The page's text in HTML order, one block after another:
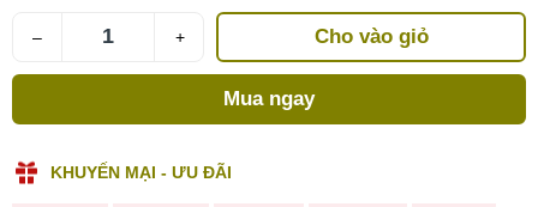
– + Cho vào giỏ
Mua ngay
KHUYẾN MẠI - ƯU ĐÃI